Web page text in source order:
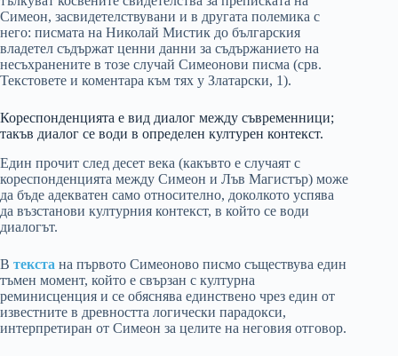
Симеон, засвидетелствувани и в другата полемика с
него: писмата на Николай Мистик до българския
владетел съдържат ценни данни за съдържанието на
несъхранените в тозе случай Симеонови писма (срв.
Текстовете и коментара към тях у Златарски, 1).
Кореспонденцията е вид диалог между съвременници;
такъв диалог се води в определен културен контекст.
Един прочит след десет века (какъвто е случаят с
кореспонденцията между Симеон и Лъв Магистър) може
да бъде адекватен само относително, доколкото успява
да възстанови културния контекст, в който се води
диалогът.
В текста на първото Симеоново писмо съществува един
тъмен момент, който е свързан с културна
реминисценция и се обяснява единствено чрез един от
известните в древността логически парадокси,
интерпретиран от Симеон за целите на неговия отговор.